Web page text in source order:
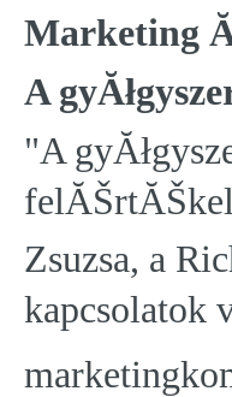
Marketing
A
"A
Zsuzsa, a
kapcsolatok